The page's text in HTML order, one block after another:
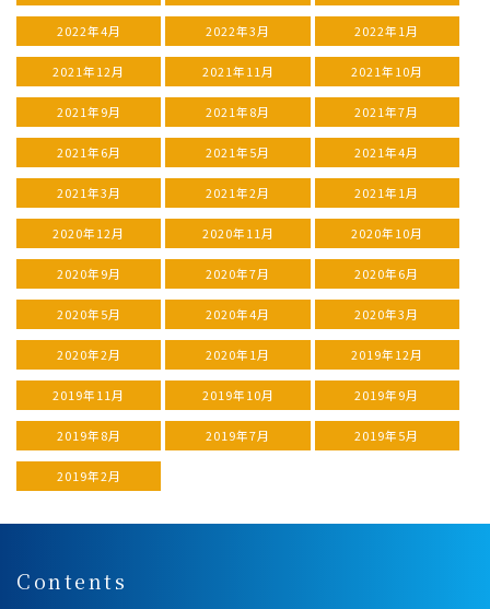
2022年4月 2022年3月 2022年1月
2021年12月 2021年11月 2021年10月
2021年9月 2021年8月 2021年7月
2021年6月 2021年5月 2021年4月
2021年3月 2021年2月 2021年1月
2020年12月 2020年11月 2020年10月
2020年9月 2020年7月 2020年6月
2020年5月 2020年4月 2020年3月
2020年2月 2020年1月 2019年12月
2019年11月 2019年10月 2019年9月
2019年8月 2019年7月 2019年5月
2019年2月
Contents